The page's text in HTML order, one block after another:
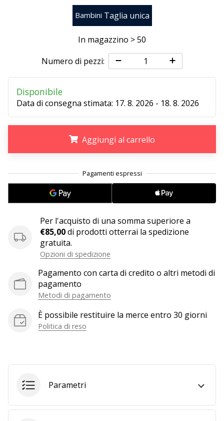
Tempo di lettura: 1 min.
Diventa
ambassador
WePlayHandball
Anche
noi?
noi
Ambassador.
Mostra
tutti gli
articoli
Bambini Taglia unica
In magazzino > 50
Numero di pezzi:
Disponibile
Data di consegna stimata: 17. 8. 2026 - 18. 8. 2026
Aggiungi al carrello
Per l'acquisto di una somma superiore a
€85,00di prodotti otterrai la spedizione
gratuita.
Opzioni di spedizione
Pagamento con carta di credito o altri metodi di
pagamento
Metodi di pagamento
È possibile restituire la merce entro 30 giorni
Politica di reso
Parametri